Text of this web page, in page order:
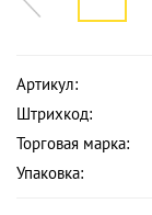
Артикул:
Штрихкод:
Торговая марка:
Упаковка: